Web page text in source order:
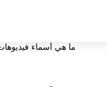
ما هي أسماء